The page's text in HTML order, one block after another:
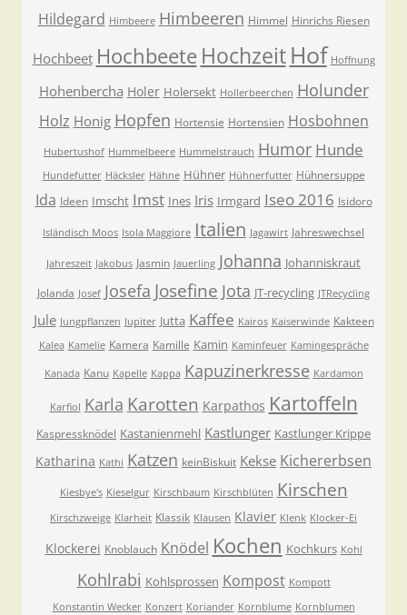
Hildegard Himbeere Himbeeren Himmel Hinrichs Riesen
Hochbeet Hochbeete Hochzeit Hof Hoffnung
Hohenbercha Holer Holersekt Hollerbeerchen Holunder
Holz Honig Hopfen Hortensie Hortensien Hosbohnen
Hubertushof Hummelbeere Hummelstrauch Humor Hunde
Hundefutter Häcksler Hähne Hühner Hühnerfutter Hühnersuppe
Ida Ideen Imscht Imst Ines Iris Irmgard Iseo 2016 Isidoro
Isländisch Moos Isola Maggiore Italien Jagawirt Jahreswechsel
Jahreszeit Jakobus Jasmin Jauerling Johanna Johanniskraut
Jolanda Josef Josefa Josefine Jota JT-recycling JTRecycling
Jule Jungpflanzen Jupiter Jutta Kaffee Kairos Kaiserwinde Kakteen
Kalea Kamelie Kamera Kamille Kamin Kaminfeuer Kamingespräche
Kanada Kanu Kapelle Kappa Kapuzinerkresse Kardamon
Karfiol Karla Karotten Karpathos Kartoffeln
Kaspressknödel Kastanienmehl Kastlunger Kastlunger Krippe
Katharina Kathi Katzen keinBiskuit Kekse Kichererbsen
Kiesbye's Kieselgur Kirschbaum Kirschblüten Kirschen
Kirschzweige Klarheit Klassik Klausen Klavier Klenk Klocker-Ei
Klockerei Knoblauch Knödel Kochen Kochkurs Kohl
Kohlrabi Kohlsprossen Kompost Kompott
Konstantin Wecker Konzert Koriander Kornblume Kornblumen